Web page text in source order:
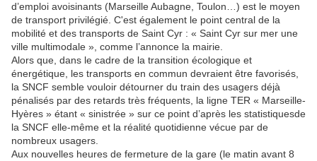
d’emploi avoisinants (Marseille Aubagne, Toulon…) est le moyen
de transport privilégié. C'est également le point central de la
mobilité et des transports de Saint Cyr : « Saint Cyr sur mer une
ville multimodale », comme l’annonce la mairie.
Alors que, dans le cadre de la transition écologique et
énergétique, les transports en commun devraient être favorisés,
la SNCF semble vouloir détourner du train des usagers déjà
pénalisés par des retards très fréquents, la ligne TER « Marseille-
Hyères » étant « sinistrée » sur ce point d’après les statistiquesde
la SNCF elle-même et la réalité quotidienne vécue par de
nombreux usagers.
Aux nouvelles heures de fermeture de la gare (le matin avant 8